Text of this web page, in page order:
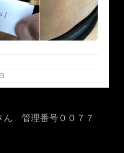
管理番号００７７